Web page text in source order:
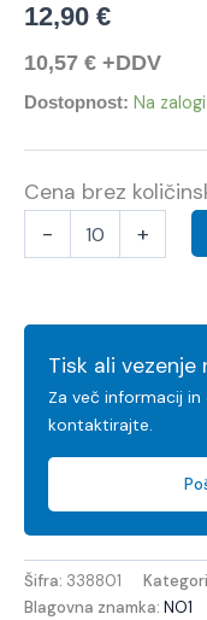
12,90 €
10,57 € +DDV
Dostopnost: Na zalogi
Cena brez
- +
Tisk ali vezenje
Za več informacij
kontaktirajte.
Šifra: 338801
Blagovna znamka: NO1